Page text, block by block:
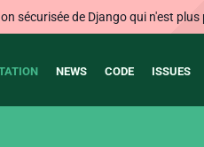
sécurisée de Django qui n'est
NEWS CODE ISSUES